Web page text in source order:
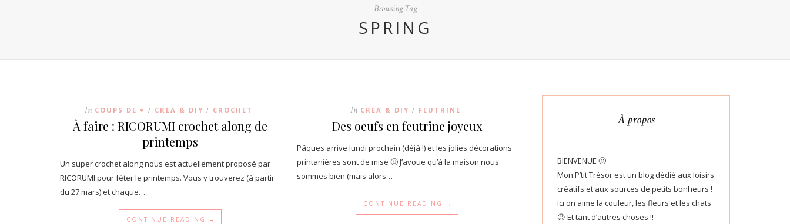
Browsing Tag
SPRING
In COUPS DE ♥ / CRÉA & DIY / CROCHET
À faire : RICORUMI crochet along de
printemps
Un super crochet along nous est actuellement proposé par
RICORUMI pour fêter le printemps. Vous y trouverez (à partir
du 27 mars) et chaque…
CONTINUE READING →
In CRÉA & DIY / FEUTRINE
Des oeufs en feutrine joyeux
Pâques arrive lundi prochain (déjà !) et les jolies décorations
printanières sont de mise 🙂 J’avoue qu’à la maison nous
sommes bien (mais alors…
CONTINUE READING →
À propos
BIENVENUE 🙂
Mon P’tit Trésor est un blog dédié aux loisirs
créatifs et aux sources de petits bonheurs !
Ici on aime la couleur, les fleurs et les chats
😉 Et tant d’autres choses !!